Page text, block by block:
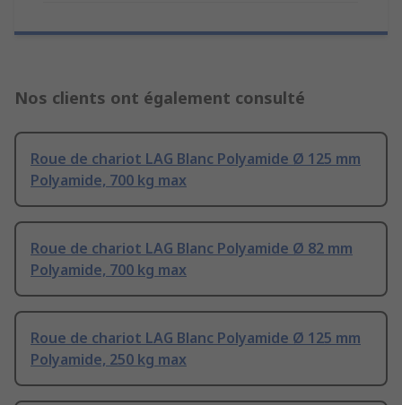
Nos clients ont également consulté
Roue de chariot LAG Blanc Polyamide Ø 125 mm
Polyamide, 700 kg max
Roue de chariot LAG Blanc Polyamide Ø 82 mm
Polyamide, 700 kg max
Roue de chariot LAG Blanc Polyamide Ø 125 mm
Polyamide, 250 kg max